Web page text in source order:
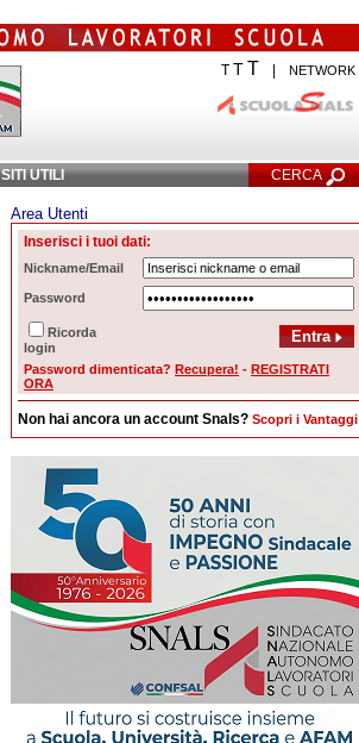
T TT NETWORK
SITI UTILI CERCA
Ricerca Avanzata
Area Utenti
Inserisci i tuoi dati:
Nickname/Email
Password
Ricorda
login
Password dimenticata? Recupera! - REGISTRATI
ORA
Non hai ancora un account Snals? Scopri i Vantaggi